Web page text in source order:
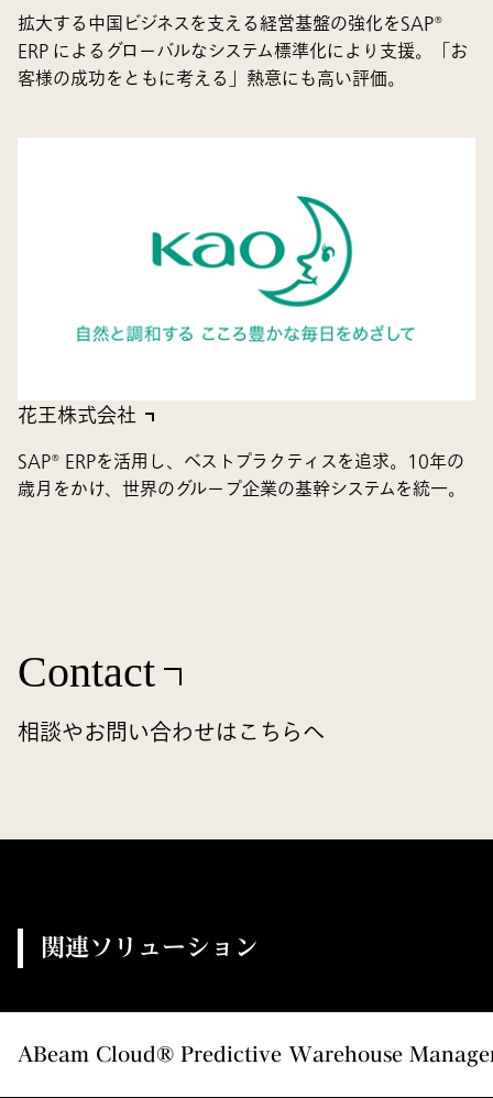
拡大する中国ビジネスを支える経営基盤の強化をSAP®
ERP によるグローバルなシステム標準化により支援。「お
客様の成功をともに考える」熱意にも高い評価。
花王株式会社
SAP® ERPを活用し、ベストプラクティスを追求。10年の
歳月をかけ、世界のグループ企業の基幹システムを統一。
Contact
相談やお問い合わせはこちらへ
関連ソリューション
ABeam Cloud® Predictive Warehouse